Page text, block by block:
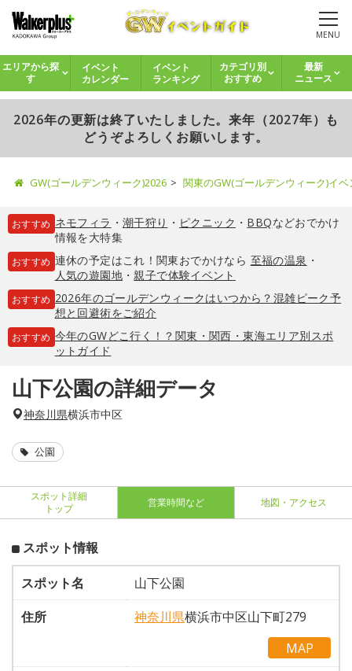
MENU
エリアから探
す
イベント
カレンダー
イベント
ランキング
カテゴリ別
おすすめ
最新
ニュース
2026年の更新は終了いたしました。来年（2027年）も
どうぞよろしくお願いします。
GW(ゴールデンウィーク)2026 関東のGW(ゴールデンウィーク)イ
おすすめ ネモフィラ ・ 潮干狩り ・ ピクニック ・ BBQなどおでかけ
情報を大特集
おすすめ 連休の予定はこれ！関東おでかけなら 至福の温泉 ・
人気の遊園地・親子で体験イベント
おすすめ 2026年のゴールデンウィークはいつから？混雑ピーク予
想と回避術をご紹介
おすすめ 今年のGWどこ行く！？関東・関西・東海エリア別スポ
ットガイド
山下公園の詳細データ
神奈川県横浜市中区
公園
スポット詳細
トップ
営業時間など 地図・アクセス
スポット情報
スポット名
山下公園
住所
神奈川県横浜市中区山下町279
MAP